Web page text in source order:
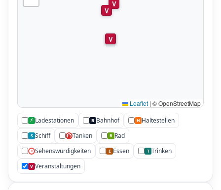
V
V
V
V
Leaflet | © OpenStreetMap
⚡ Ladestationen B Bahnhof H Haltestellen
S Schiff ⛽ Tanken R Rad
• Sehenswürdigkeiten E Essen T Trinken
V Veranstaltungen